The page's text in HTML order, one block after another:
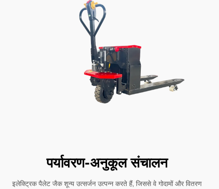
पर्यावरण-अनुकूल संचालन
इलेक्ट्रिक पैलेट जैक शून्य उत्सर्जन उत्पन्न करते हैं, जिससे वे गोदामों और वितरण